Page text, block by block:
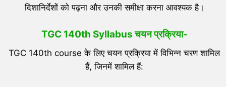
दिशानिर्देशों को पढ़ना और उनकी समीक्षा करना आवश्यक है।
TGC 140th Syllabus चयन प्रक्रिया-
TGC 140th course के लिए चयन प्रक्रिया में विभिन्न चरण शामिल
हैं, जिनमें शामिल हैं: